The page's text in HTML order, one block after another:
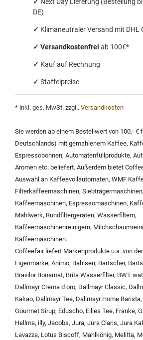
DE)
✓ Klimaneutraler Versand mit DHL
✓ Versandkostenfrei ab 100€*
✓ Kauf auf Rechnung
✓ Staffelpreise
* inkl. ges. MwSt. zzgl.. Versandkosten
Sie werden ab einem Bestellwert von 100,- €
Deutschlands) mit gemahlenem Kaffee,
Espressobohnen, Automatenfüllprodukte,
Aromen etc. beliefert. Außerdem bietet
Auswahl an Kaffeevollautomaten, WMF
Filterkaffeemaschinen, Siebträgermaschinen
Kaffeemaschinen, Espressomaschinen,
Mahlwerk, Rundfiltergeräten, Wasserfiltern,
Kaffeemaschinenreinigern,
Kaffeemaschinen.
Coffeefair liefert Markenprodukte u.a. von der
Eigenmarke, Animo, Bahlsen, Bartscher,
Bravilor Bonamat, Brita Wasserfilter, BWT
Dallmayr Crema d oro, Dallmayr Classic,
Kakao, Dallmayr Tee, Dallmayr Home Barista,
Gourmet Sirup, Eduscho, Eilles Tee, Franke,
Hellma, illy, Jacobs, Jura, Jura Claris, Jura
Lavazza, Lotus Biscoff, Mahlkönig, Melitta,